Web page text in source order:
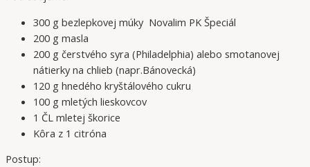
300 g bezlepkovej múky Novalim PK Špeciál
200 g masla
200 g čerstvého syra (Philadelphia) alebo smotanovej
nátierky na chlieb (napr.Bánovecká)
120 g hnedého kryštálového cukru
100 g mletých lieskovcov
1 ČL mletej škorice
Kôra z 1 citróna
Postup: